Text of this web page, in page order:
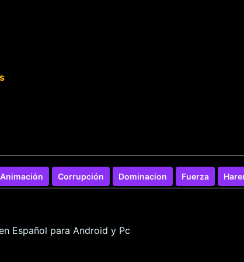
Animación Corrupción Dominacion Fuerza
Español para Android y Pc